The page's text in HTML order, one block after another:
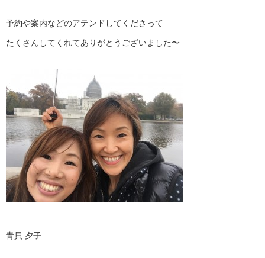
予約や案内などのアテンドしてくださって
たくさんしてくれてありがとうございました〜
青貝 夕子